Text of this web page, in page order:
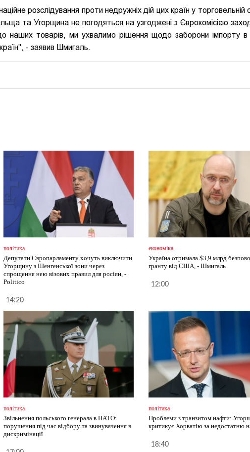
розслідування проти недружніх дій цих країн у торговельній
та Угорщина не погодяться на узгоджені з Єврокомісією
наших товарів, ми ухвалимо рішення щодо заборони імпорту в
країн", - заявив Шмигаль.
політика
Депутати Європарламенту хочуть виключити
Угорщину з Шенгенської зони через
спрощення нею візових правил для росіян, -
Politico
14:20
економіка
Україна отримала $3,9 млрд
гранту від США, - Шмигаль
12:00
політика
Звільнення польського генерала в НАТО:
порушення під час відбору та звинувачення в
дискримінації
політика
Проблеми з транзитом нафти:
критикує Хорватію за недостатню
18:40